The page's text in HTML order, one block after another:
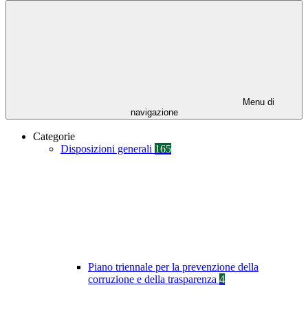
Menu di
navigazione
Categorie
Disposizioni generali 165
Piano triennale per la prevenzione della
corruzione e della trasparenza 4